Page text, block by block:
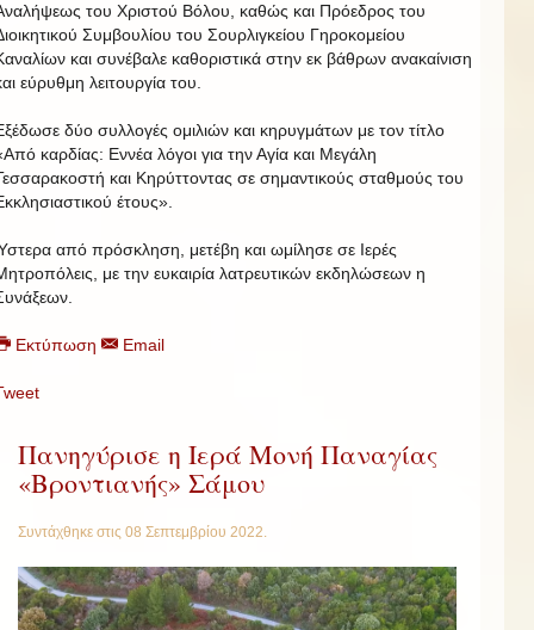
του Χριστού Βόλου, καθώς και Πρόεδρος του
Συμβουλίου του Σουρλιγκείου Γηροκομείου
και συνέβαλε καθοριστικά στην εκ βάθρων ανακαίνιση
εύρυθμη λειτουργία του.
δύο συλλογές ομιλιών και κηρυγμάτων με τον τίτλο
καρδίας: Εννέα λόγοι για την Αγία και Μεγάλη
και Κηρύττοντας σε σημαντικούς σταθμούς του
έτους».
από πρόσκληση, μετέβη και ωμίλησε σε Ιερές
με την ευκαιρία λατρευτικών εκδηλώσεων η
Εκτύπωση Email
Πανηγύρισε η Ιερά Μονή Παναγίας
«Βροντιανής» Σάμου
Συντάχθηκε στις 08 Σεπτεμβρίου 2022.